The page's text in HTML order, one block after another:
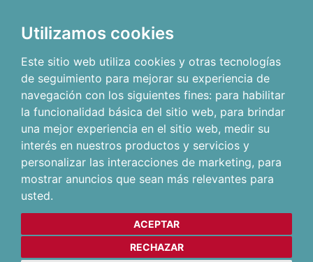
Utilizamos cookies
Este sitio web utiliza cookies y otras tecnologías
de seguimiento para mejorar su experiencia de
navegación con los siguientes fines: para habilitar
la funcionalidad básica del sitio web, para brindar
una mejor experiencia en el sitio web, medir su
interés en nuestros productos y servicios y
personalizar las interacciones de marketing, para
mostrar anuncios que sean más relevantes para
usted.
ACEPTAR
RECHAZAR